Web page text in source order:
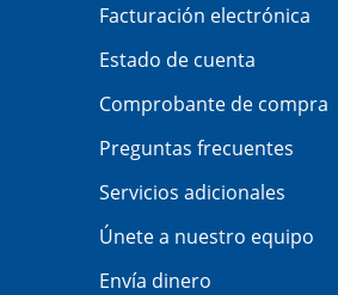
Facturación electrónica
Estado de cuenta
Comprobante de compra
Preguntas frecuentes
Servicios adicionales
Únete a nuestro equipo
Envía dinero